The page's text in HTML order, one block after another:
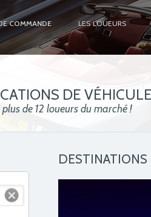
COMMANDE LES LOUEURS
DE
de 12 loueurs du marché !
DESTINATIONS